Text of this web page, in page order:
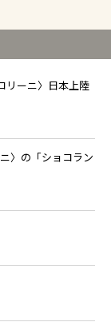
リーニ〉日本上陸
〉の「ショコラン